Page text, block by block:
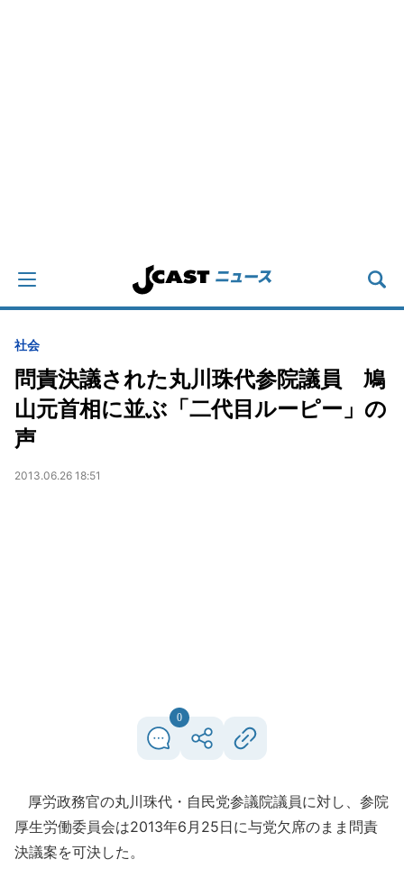
社会
問責決議された丸川珠代参院議員 鳩
山元首相に並ぶ「二代目ルーピー」の
声
2013.06.26 18:51
0
厚労政務官の丸川珠代・自民党参議院議員に対し、参院
厚生労働委員会は2013年6月25日に与党欠席のまま問責
決議案を可決した。